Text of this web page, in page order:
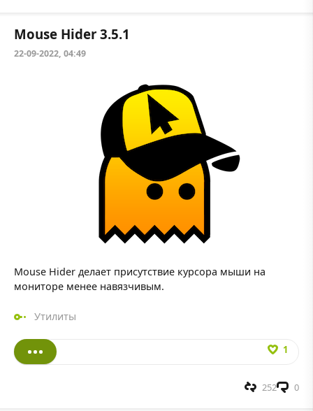
Mouse Hider 3.5.1
22-09-2022, 04:49
Mouse Hider делает присутствие курсора мыши на
мониторе менее навязчивым.
Утилиты
1
0
252